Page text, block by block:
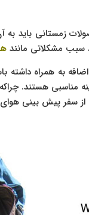
زمستانی باید
مشکلاتی مانند
به همراه
هستند.
پیش بینی هوای